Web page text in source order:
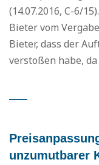
(14.07.2016, C-6/
Bieter vom
Bieter, dass der
verstoßen habe,
unzumutbarer